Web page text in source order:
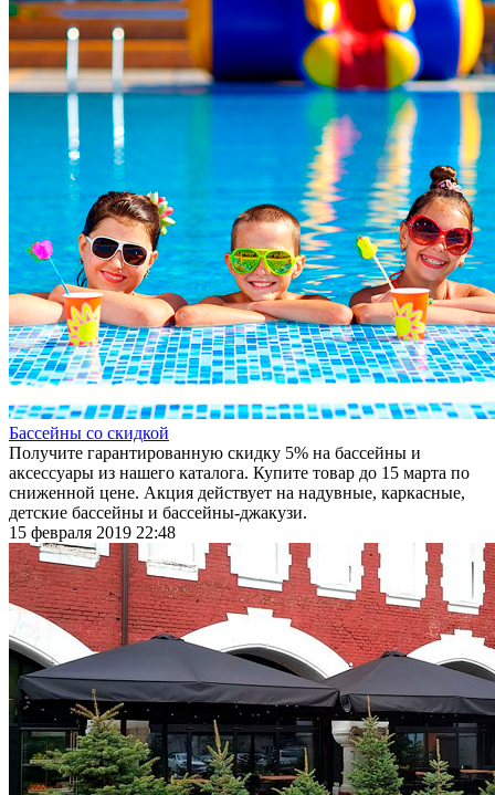
Бассейны со скидкой
Получите гарантированную скидку 5% на бассейны и
аксессуары из нашего каталога. Купите товар до 15 марта по
сниженной цене. Акция действует на надувные, каркасные,
детские бассейны и бассейны-джакузи.
15 февраля 2019 22:48